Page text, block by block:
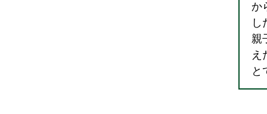
か
し
親
え
と